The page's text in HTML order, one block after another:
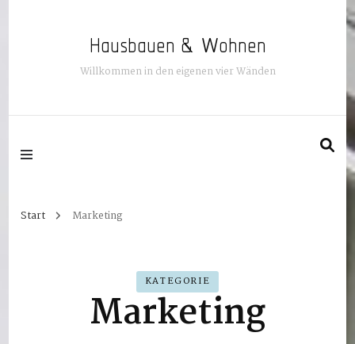
Hausbauen & Wohnen
Willkommen in den eigenen vier Wänden
Start Marketing
KATEGORIE
Marketing